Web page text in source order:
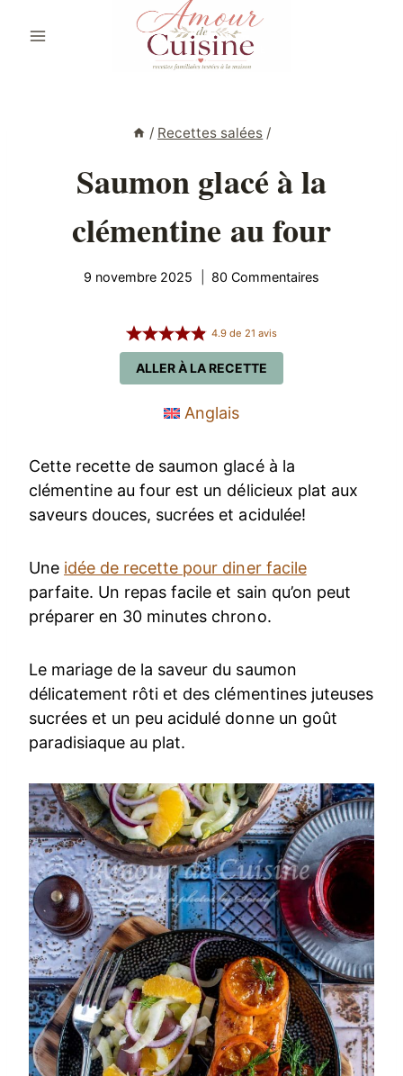
/ Recettes salées /
Saumon glacé à la
clémentine au four
9 novembre 2025 80 Commentaires
ALLER À LA RECETTE
4.9de 21 avis
Anglais
Cette recette de saumon glacé à la
clémentine au four est un délicieux plat aux
saveurs douces, sucrées et acidulée!
Une idée de recette pour diner facile
parfaite. Un repas facile et sain qu’on peut
préparer en 30 minutes chrono.
Le mariage de la saveur du saumon
délicatement rôti et des clémentines juteuses
sucrées et un peu acidulé donne un goût
paradisiaque au plat.